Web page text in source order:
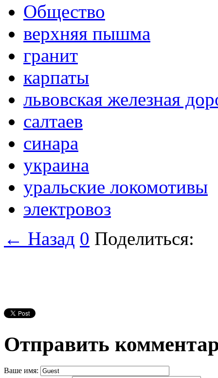
Общество
верхняя пышма
гранит
карпаты
львовская железная
салтаев
синара
украина
уральские локомотивы
электровоз
← Назад 0 Поделиться:
Отправить
Ваше имя: